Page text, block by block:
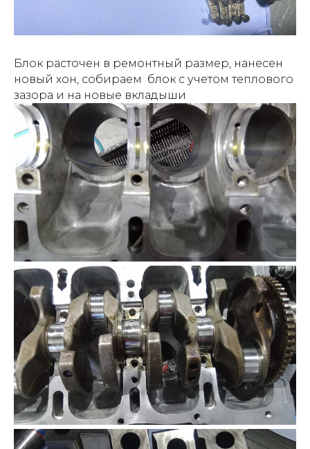
Блок расточен в ремонтный размер, нанесен
новый хон, собираем блок с учетом теплового
зазора и на новые вкладыши